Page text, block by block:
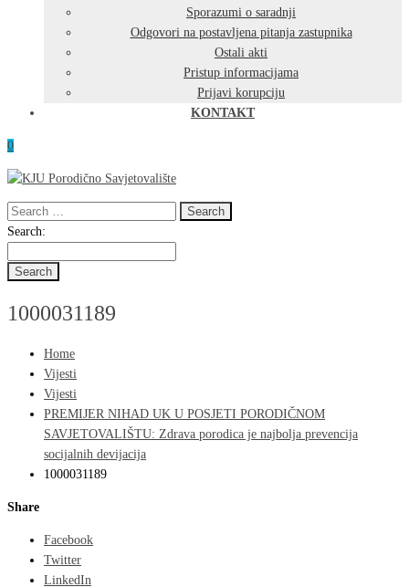
Sporazumi o saradnji
Odgovori na postavljena pitanja zastupnika
Ostali akti
Pristup informacijama
Prijavi korupciju
KONTAKT
0
Search
for:
Search
Search:
1000031189
Home
Vijesti
Vijesti
PREMIJER NIHAD UK U POSJETI PORODIČNOM
SAVJETOVALIŠTU: Zdrava porodica je najbolja prevencija
socijalnih devijacija
1000031189
Share
Facebook
Twitter
LinkedIn